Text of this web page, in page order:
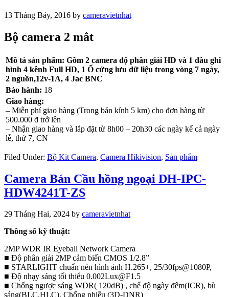
13 Tháng Bảy, 2016 by cameravietnhat
Bộ camera 2 mắt
Mô tả sản phẩm: Gồm 2 camera độ phân giải HD và 1 đầu ghi
hình 4 kênh Full HD, 1 Ổ cứng lưu dữ liệu trong vòng 7 ngày,
2 nguồn,12v-1A, 4 Jac BNC
Bảo hành: 18
Giao hàng:
– Miễn phí giao hàng (Trong bán kính 5 km) cho đơn hàng từ
500.000 đ trở lên
– Nhận giao hàng và lắp đặt từ 8h00 – 20h30 các ngày kể cả ngày
lễ, thứ 7, CN
Filed Under: Bộ Kit Camera, Camera Hikivision, Sản phẩm
Camera Bán Cầu hồng ngoại DH-IPC-
HDW4241T-ZS
29 Tháng Hai, 2024 by cameravietnhat
Thông số kỹ thuật:
2MP WDR IR Eyeball Network Camera
■ Độ phân giải 2MP cảm biến CMOS 1/2.8”
■ STARLIGHT chuẩn nén hình ảnh H.265+, 25/30fps@1080P,
■ Độ nhạy sáng tối thiểu 0.002Lux@F1.5
■ Chống ngược sáng WDR( 120dB) , chế độ ngày đêm(ICR), bù
sáng(BLC,HLC), Chống nhiễu (3D-DNR)